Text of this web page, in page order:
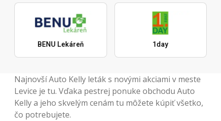
BENU Lekáreň 1day
Najnovší Auto Kelly leták s novými akciami v meste
Levice je tu. Vďaka pestrej ponuke obchodu Auto
Kelly a jeho skvelým cenám tu môžete kúpiť všetko,
čo potrebujete.